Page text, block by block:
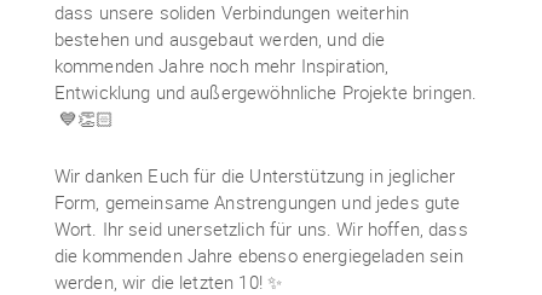
dass unsere soliden Verbindungen weiterhin
bestehen und ausgebaut werden, und die
kommenden Jahre noch mehr Inspiration,
Entwicklung und außergewöhnliche Projekte bringen.
💙👏🏻
Wir danken Euch für die Unterstützung in jeglicher
Form, gemeinsame Anstrengungen und jedes gute
Wort. Ihr seid unersetzlich für uns. Wir hoffen, dass
die kommenden Jahre ebenso energiegeladen sein
werden, wir die letzten 10! ✨